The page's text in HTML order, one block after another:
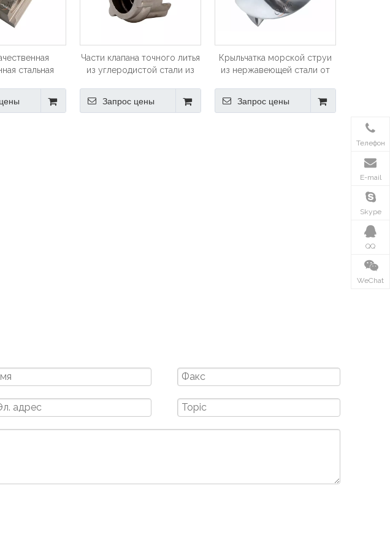
стальная
Части клапана точного литья
из углеродистой стали из
оборудования
Запрос цены
Крыльчатка морской струи
из нержавеющей стали от
Запрос цены
Телефон
E-mail
Skype
QQ
WeChat